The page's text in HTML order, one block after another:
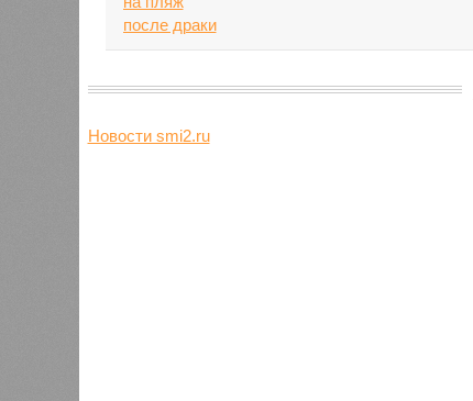
Новости smi2.ru